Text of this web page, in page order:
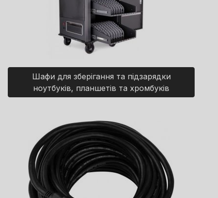
Шафи для зберігання та підзарядки
ноутбуків, планшетів та хромбуків